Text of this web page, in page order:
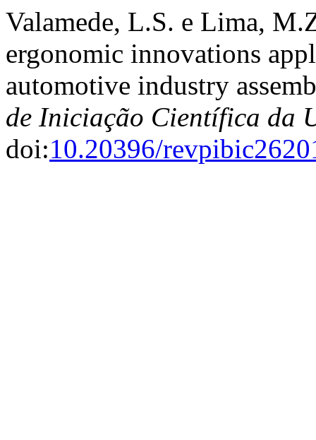
Valamede, L.S. e Lima,
ergonomic innovations
automotive industry
de Iniciação Científica da
doi:10.20396/